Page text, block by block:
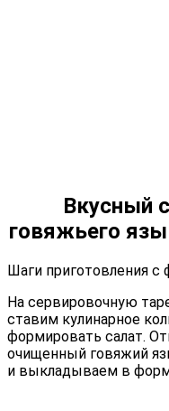
Вкусный
говяжьего
Шаги приготовления с
На сервировочную
ставим кулинарное
формировать салат.
очищенный говяжий
и выкладываем в